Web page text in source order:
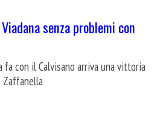
senza problemi con
con il Calvisano arriva una vittoria
Zaffanella